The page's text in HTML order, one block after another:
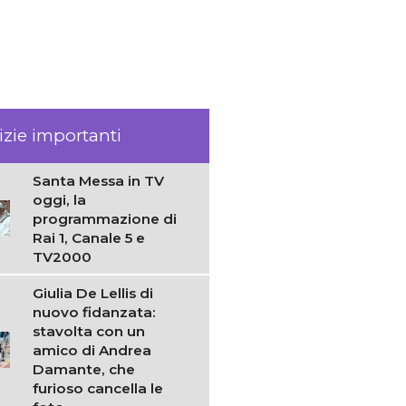
importanti
Santa Messa in TV
oggi, la
programmazione di
Rai 1, Canale 5 e
TV2000
Giulia De Lellis di
nuovo fidanzata:
stavolta con un
amico di Andrea
Damante, che
furioso cancella le